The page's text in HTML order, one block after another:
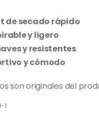
de secado rápido
y ligero
y resistentes
y cómodo
son originales del
1